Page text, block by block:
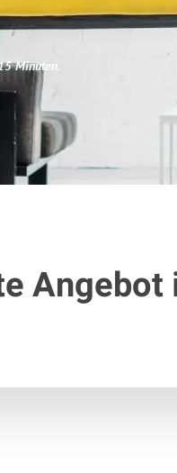
Minuten.
Angebot